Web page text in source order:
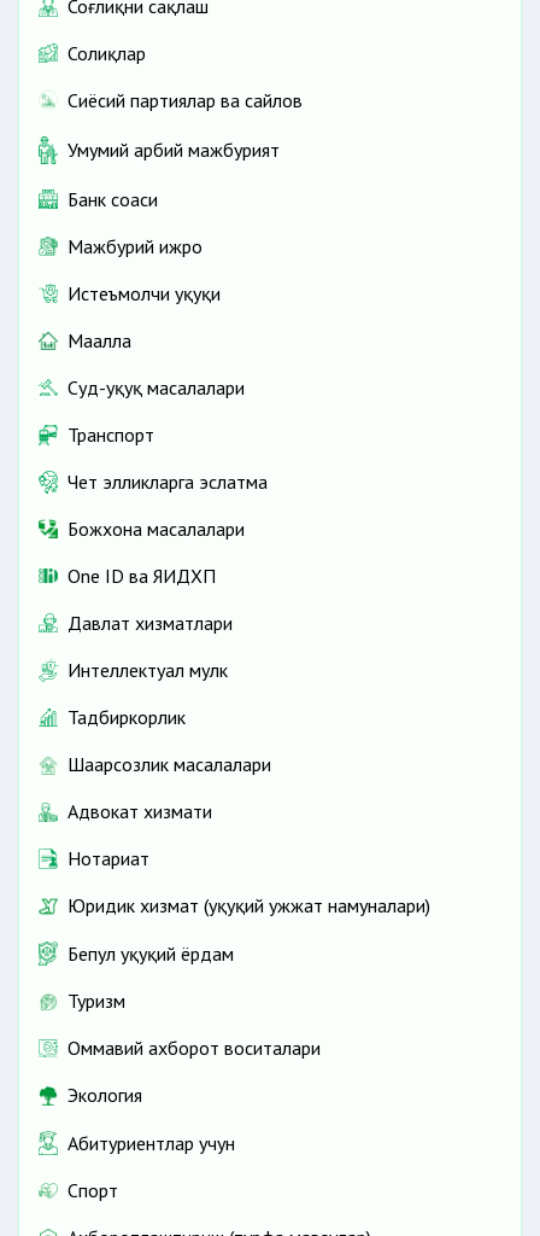
Соғлиқни сақлаш
Солиқлар
Сиёсий партиялар ва сайлов
Умумий ҳарбий мажбурият
Банк соҳаси
Мажбурий ижро
Истеъмолчи ҳуқуқи
Маҳалла
Суд-ҳуқуқ масалалари
Транспорт
Чет элликларга эслатма
Божхона масалалари
One ID ва ЯИДХП
Давлат хизматлари
Интеллектуал мулк
Тадбиркорлик
Шаҳарсозлик масалалари
Адвокат хизмати
Нотариат
Юридик хизмат (ҳуқуқий ҳужжат намуналари)
Бепул ҳуқуқий ёрдам
Туризм
Оммавий ахборот воситалари
Экология
Абитуриентлар учун
Спорт